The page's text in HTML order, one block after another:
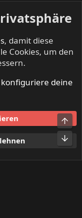
, damit diese
Cookies, um den
deine